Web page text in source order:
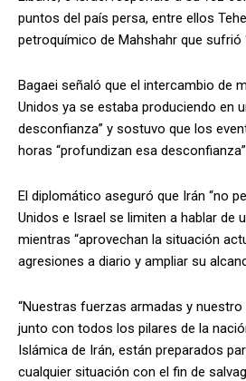
puntos del país persa, entre ellos
petroquímico de Mahshahr que sufrió
Bagaei señaló que el intercambio de
Unidos ya se estaba produciendo en
desconfianza” y sostuvo que los
horas “profundizan esa
El diplomático aseguró que Irán “no
Unidos e Israel se limiten a hablar de
mientras “aprovechan la situación
agresiones a diario y ampliar su
“Nuestras fuerzas armadas y
junto con todos los pilares de la
Islámica de Irán, están preparados
cualquier situación con el fin de